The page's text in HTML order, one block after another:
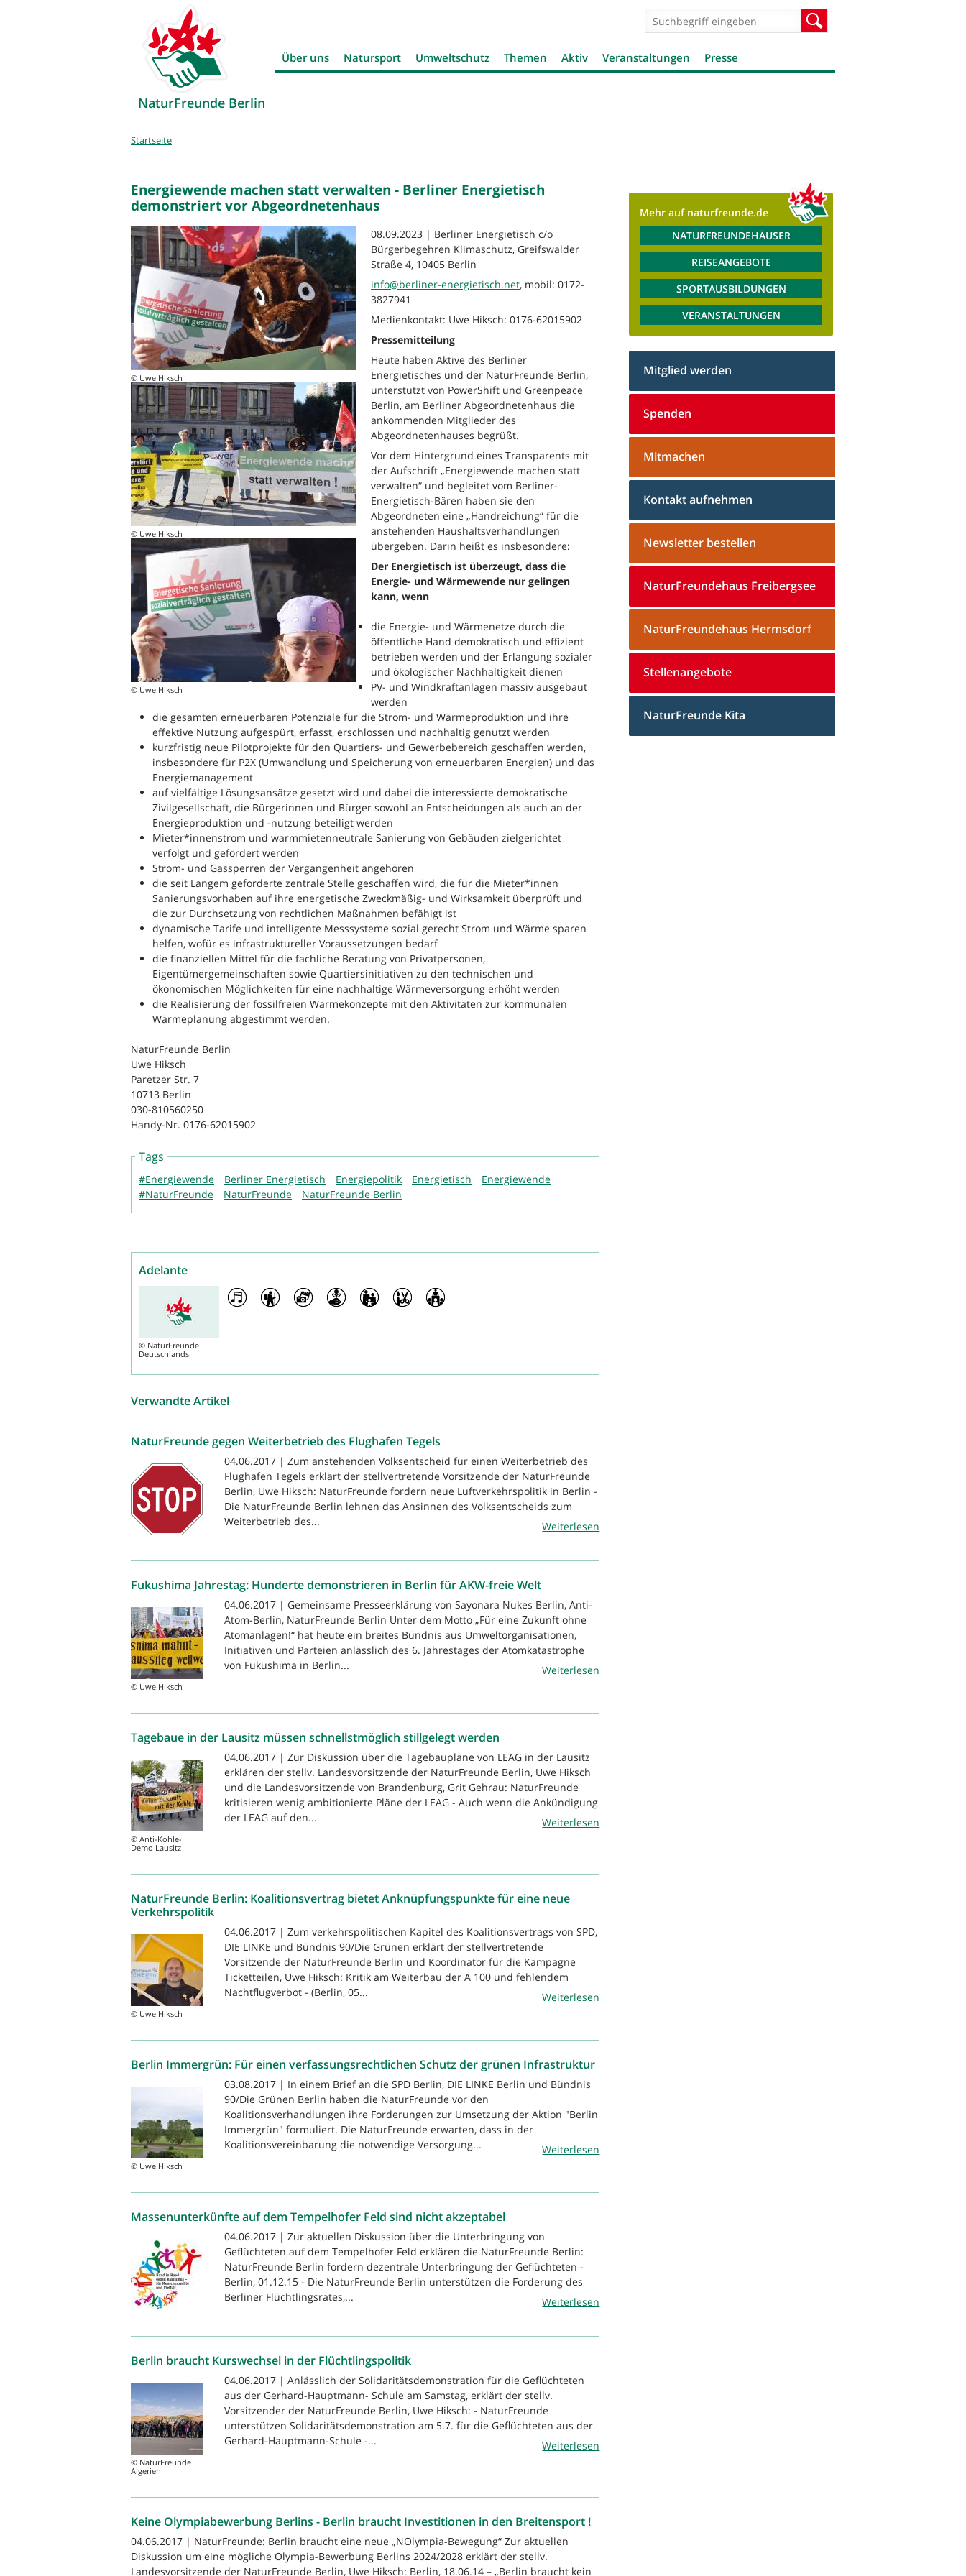
NaturFreunde Berlin
Suchformular
Über uns Natursport Umweltschutz Themen Aktiv Veranstaltungen Presse
Sie
Startseite
Energiewende machen statt verwalten - Berliner Energietisch
demonstriert vor Abgeordnetenhaus
© Uwe Hiksch
© Uwe Hiksch
© Uwe Hiksch
08.09.2023 | Berliner Energietisch c/o
Bürgerbegehren Klimaschutz, Greifswalder
Straße 4, 10405 Berlin
info@berliner-energietisch.net, mobil: 0172-
3827941
Medienkontakt: Uwe Hiksch: 0176-62015902
Pressemitteilung
Heute haben Aktive des Berliner
Energietisches und der NaturFreunde Berlin,
unterstützt von PowerShift und Greenpeace
Berlin, am Berliner Abgeordnetenhaus die
ankommenden Mitglieder des
Abgeordnetenhauses begrüßt.
Vor dem Hintergrund eines Transparents mit
der Aufschrift „Energiewende machen statt
verwalten“ und begleitet vom Berliner-
Energietisch-Bären haben sie den
Abgeordneten eine „Handreichung“ für die
anstehenden Haushaltsverhandlungen
übergeben. Darin heißt es insbesondere:
Der Energietisch ist überzeugt, dass die
Energie- und Wärmewende nur gelingen
kann, wenn
die Energie- und Wärmenetze durch die
öffentliche Hand demokratisch und effizient
betrieben werden und der Erlangung sozialer
und ökologischer Nachhaltigkeit dienen
PV- und Windkraftanlagen massiv ausgebaut
werden
die gesamten erneuerbaren Potenziale für die Strom- und Wärmeproduktion und ihre
effektive Nutzung aufgespürt, erfasst, erschlossen und nachhaltig genutzt werden
kurzfristig neue Pilotprojekte für den Quartiers- und Gewerbebereich geschaffen werden,
insbesondere für P2X (Umwandlung und Speicherung von erneuerbaren Energien) und das
Energiemanagement
auf vielfältige Lösungsansätze gesetzt wird und dabei die interessierte demokratische
Zivilgesellschaft, die Bürgerinnen und Bürger sowohl an Entscheidungen als auch an der
Energieproduktion und -nutzung beteiligt werden
Mieter*innenstrom und warmmietenneutrale Sanierung von Gebäuden zielgerichtet
verfolgt und gefördert werden
Strom- und Gassperren der Vergangenheit angehören
die seit Langem geforderte zentrale Stelle geschaffen wird, die für die Mieter*innen
Sanierungsvorhaben auf ihre energetische Zweckmäßig- und Wirksamkeit überprüft und
die zur Durchsetzung von rechtlichen Maßnahmen befähigt ist
dynamische Tarife und intelligente Messsysteme sozial gerecht Strom und Wärme sparen
helfen, wofür es infrastruktureller Voraussetzungen bedarf
die finanziellen Mittel für die fachliche Beratung von Privatpersonen,
Eigentümergemeinschaften sowie Quartiersinitiativen zu den technischen und
ökonomischen Möglichkeiten für eine nachhaltige Wärmeversorgung erhöht werden
die Realisierung der fossilfreien Wärmekonzepte mit den Aktivitäten zur kommunalen
Wärmeplanung abgestimmt werden.
NaturFreunde Berlin
Uwe Hiksch
Paretzer Str. 7
10713 Berlin
030-810560250
Handy-Nr. 0176-62015902
Tags
#Energiewende Berliner Energietisch Energiepolitik Energietisch
Energiewende
#NaturFreunde
NaturFreunde NaturFreunde Berlin
Adelante
© NaturFreunde
Deutschlands
Verwandte Artikel
NaturFreunde gegen Weiterbetrieb des Flughafen Tegels
04.06.2017 | Zum anstehenden Volksentscheid für einen Weiterbetrieb des
Flughafen Tegels erklärt der stellvertretende Vorsitzende der NaturFreunde
Berlin, Uwe Hiksch: NaturFreunde fordern neue Luftverkehrspolitik in Berlin -
Die NaturFreunde Berlin lehnen das Ansinnen des Volksentscheids zum
Weiterbetrieb des...
Weiterlesen
Fukushima Jahrestag: Hunderte demonstrieren in Berlin für AKW-freie Welt
© Uwe Hiksch
04.06.2017 | Gemeinsame Presseerklärung von Sayonara Nukes Berlin, Anti-
Atom-Berlin, NaturFreunde Berlin Unter dem Motto „Für eine Zukunft ohne
Atomanlagen!“ hat heute ein breites Bündnis aus Umweltorganisationen,
Initiativen und Parteien anlässlich des 6. Jahrestages der Atomkatastrophe
von Fukushima in Berlin...
Weiterlesen
Tagebaue in der Lausitz müssen schnellstmöglich stillgelegt werden
© Anti-Kohle-
Demo Lausitz
04.06.2017 | Zur Diskussion über die Tagebaupläne von LEAG in der Lausitz
erklären der stellv. Landesvorsitzende der NaturFreunde Berlin, Uwe Hiksch
und die Landesvorsitzende von Brandenburg, Grit Gehrau: NaturFreunde
kritisieren wenig ambitionierte Pläne der LEAG - Auch wenn die Ankündigung
der LEAG auf den...
Weiterlesen
NaturFreunde Berlin: Koalitionsvertrag bietet Anknüpfungspunkte für eine neue
Verkehrspolitik
© Uwe Hiksch
04.06.2017 | Zum verkehrspolitischen Kapitel des Koalitionsvertrags von SPD,
DIE LINKE und Bündnis 90/Die Grünen erklärt der stellvertretende
Vorsitzende der NaturFreunde Berlin und Koordinator für die Kampagne
Ticketteilen, Uwe Hiksch: Kritik am Weiterbau der A 100 und fehlendem
Nachtflugverbot - (Berlin, 05...
Weiterlesen
Berlin Immergrün: Für einen verfassungsrechtlichen Schutz der grünen Infrastruktur
© Uwe Hiksch
03.08.2017 | In einem Brief an die SPD Berlin, DIE LINKE Berlin und Bündnis
90/Die Grünen Berlin haben die NaturFreunde vor den
Koalitionsverhandlungen ihre Forderungen zur Umsetzung der Aktion "Berlin
Immergrün" formuliert. Die NaturFreunde erwarten, dass in der
Koalitionsvereinbarung die notwendige Versorgung...
Weiterlesen
Massenunterkünfte auf dem Tempelhofer Feld sind nicht akzeptabel
04.06.2017 | Zur aktuellen Diskussion über die Unterbringung von
Geflüchteten auf dem Tempelhofer Feld erklären die NaturFreunde Berlin:
NaturFreunde Berlin fordern dezentrale Unterbringung der Geflüchteten -
Berlin, 01.12.15 - Die NaturFreunde Berlin unterstützen die Forderung des
Berliner Flüchtlingsrates,...
Weiterlesen
Berlin braucht Kurswechsel in der Flüchtlingspolitik
© NaturFreunde
Algerien
04.06.2017 | Anlässlich der Solidaritätsdemonstration für die Geflüchteten
aus der Gerhard-Hauptmann- Schule am Samstag, erklärt der stellv.
Vorsitzender der NaturFreunde Berlin, Uwe Hiksch: - NaturFreunde
unterstützen Solidaritätsdemonstration am 5.7. für die Geflüchteten aus der
Gerhard-Hauptmann-Schule -...
Weiterlesen
Keine Olympiabewerbung Berlins - Berlin braucht Investitionen in den Breitensport !
04.06.2017 | NaturFreunde: Berlin braucht eine neue „NOlympia-Bewegung“ Zur aktuellen
Diskussion um eine mögliche Olympia-Bewerbung Berlins 2024/2028 erklärt der stellv.
Landesvorsitzende der NaturFreunde Berlin, Uwe Hiksch: Berlin, 18.06.14 – „Berlin braucht kein
Mehr auf naturfreunde.de
NATURFREUNDEHÄUSER
REISEANGEBOTE
SPORTAUSBILDUNGEN
VERANSTALTUNGEN
Mitglied werden
Spenden
Mitmachen
Kontakt aufnehmen
Newsletter bestellen
NaturFreundehaus Freibergsee
NaturFreundehaus Hermsdorf
Stellenangebote
NaturFreunde Kita